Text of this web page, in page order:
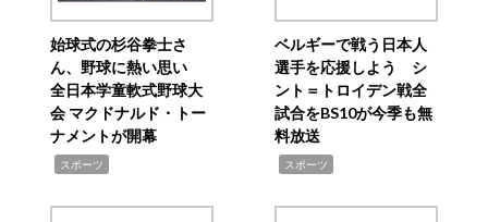
始球式の杉谷拳士さ
ん、野球に熱い思い
全日本学童軟式野球大
会 マクドナルド・トー
ナメントが開幕
スポーツ
ベルギーで戦う日本人
選手を応援しよう シ
ント＝トロイデン戦全
試合をBS10が今季も無
料放送
スポーツ